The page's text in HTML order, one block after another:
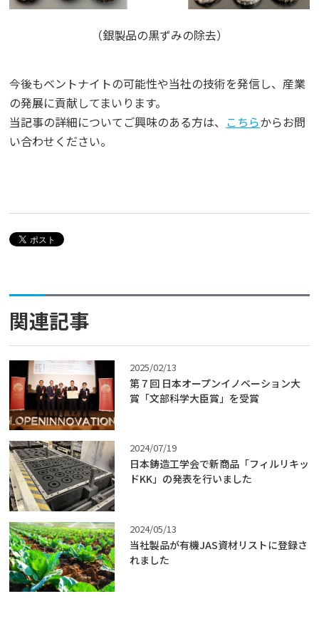
（銀製品の黒ずみの除去）
今後もベントナイトの可能性や当社の技術を発信し、産業
の発展に貢献してまいります。
当記事の詳細についてご興味のある方は、 こちらからお問
い合わせください。
関連記事
2025/02/13
第７回 日本オープンイノベーション大
賞「文部科学大臣賞」を受賞
2024/07/19
日本鋳造工学会で新商品「フィルリキッ
ドKK」の発表を行いました
2024/05/13
当社製品が有機JAS資材リストに登録さ
れました